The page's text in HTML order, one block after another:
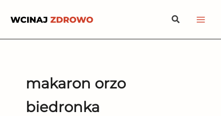
Szukaj
makaron orzo
biedronka